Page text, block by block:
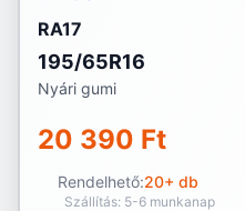
RA17
195/65R16
Nyári gumi
20 390 Ft
Rendelhető:20+ db
Szállítás: 5-6 munkanap